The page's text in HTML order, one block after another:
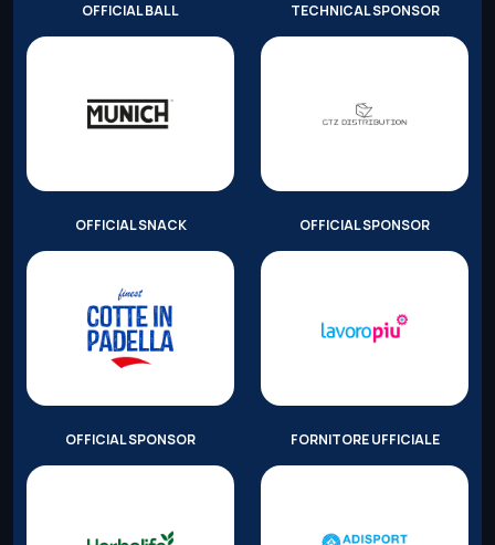
OFFICIAL BALL TECHNICAL SPONSOR
OFFICIAL SNACK OFFICIAL SPONSOR
OFFICIAL SPONSOR FORNITORE UFFICIALE